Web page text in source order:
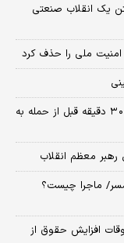
یک انقلاب صنعتی
ملی را حذف کرد
رئیس سازمان هواپیمایی: گزارش ورود هواگردها ٣٠ دقیقه قبل از حمله به
رهبر معظم انقلاب
ماجرا چیست؟
افزایش حقوق از